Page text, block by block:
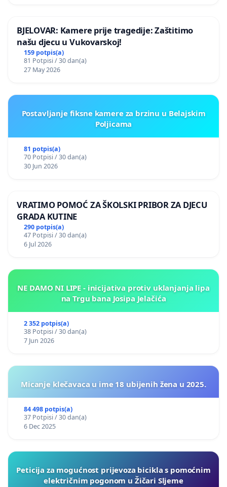
BJELOVAR: Kamere prije tragedije: Zaštitimo
našu djecu u Vukovarskoj!
159 potpis(a)
81 Potpisi / 30 dan(a)
27 May 2026
Postavljanje fiksne kamere za brzinu u Belajskim
Poljicama
81 potpis(a)
70 Potpisi / 30 dan(a)
30 Jun 2026
VRATIMO POMOĆ ZA ŠKOLSKI PRIBOR ZA DJECU
GRADA KUTINE
290 potpis(a)
47 Potpisi / 30 dan(a)
6 Jul 2026
NE DAMO NI LIPE - inicijativa protiv uklanjanja lipa
na Trgu bana Josipa Jelačića
2 352 potpis(a)
38 Potpisi / 30 dan(a)
7 Jun 2026
Micanje klečavaca u ime 18 ubijenih žena u 2025.
84 498 potpis(a)
37 Potpisi / 30 dan(a)
6 Dec 2025
Peticija za mogućnost prijevoza bicikla s pomoćnim
električnim pogonom u Žičari Sljeme